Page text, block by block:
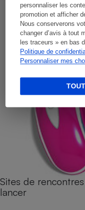
personnaliser les
promotion et afficher
Nous conserverons
changer d’avis à tout
les traceurs » en bas
Politique de
Personnaliser mes
Sites de
lancer